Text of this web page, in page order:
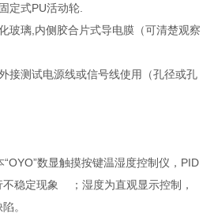
定式PU活动轮.
玻璃,内侧胶合片式导电膜（可清楚观察
接测试电源线或信号线使用（孔径或孔
“OYO”数显触摸按键温湿度控制仪，PID
不稳定现象 ；湿度为直观显示控制，
。